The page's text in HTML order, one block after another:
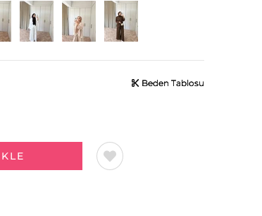
Beden Tablosu
Beden Tablosu
Beden Tablosu